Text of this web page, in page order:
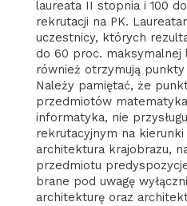
laureata II stopnia i 100
rekrutacji na PK.
uczestnicy, których
do 60 proc. maksymalnej
również otrzymują
Należy pamiętać, że
przedmiotów
informatyka, nie
rekrutacyjnym na
architektura krajobrazu,
przedmiotu
brane pod uwagę
architekturę oraz